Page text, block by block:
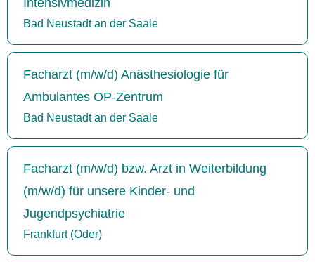
Bad Neustadt an der Saale
Facharzt (m/w/d) Anästhesiologie für
Ambulantes OP-Zentrum
Bad Neustadt an der Saale
Facharzt (m/w/d) bzw. Arzt in Weiterbildung
(m/w/d) für unsere Kinder- und
Jugendpsychiatrie
Frankfurt (Oder)